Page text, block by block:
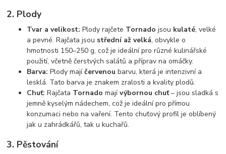
2. Plody
Tvar a velikost: Plody rajčete Tornado jsou kulaté, velké
a pevné. Rajčata jsou střední až velká, obvykle o
hmotnosti 150–250 g, což je ideální pro různé kulinářské
použití, včetně čerstvých salátů a příprav na omáčky.
Barva: Plody majíčervenou barvu, která je intenzivní a
lesklá. Tato barva je znakem zralosti a kvality plodů.
Chuť: Rajčata Tornado majívýbornou chuť– jsou sladká s
jemně kyselým nádechem, což je ideální pro přímou
konzumaci nebo na vaření. Tento chuťový profil je oblíbený
jak u zahrádkářů, tak u kuchařů.
3. Pěstování